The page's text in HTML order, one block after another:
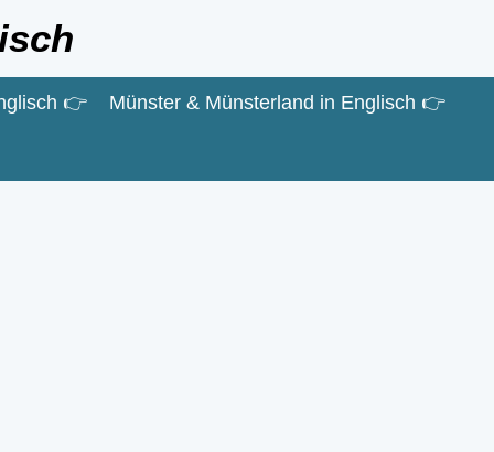
👉 Münster & Münsterland in Englisch 👉